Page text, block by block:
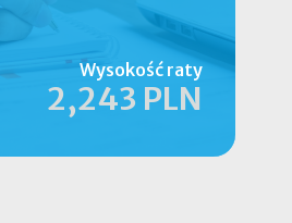
Wysokość raty
2,243 PLN